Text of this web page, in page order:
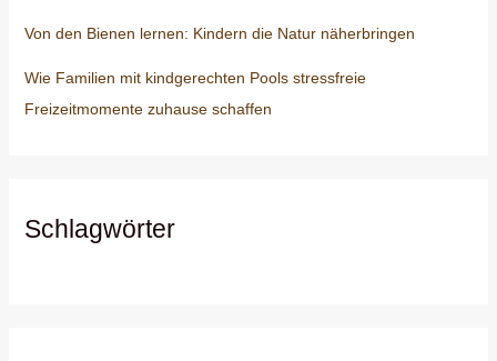
Von den Bienen lernen: Kindern die Natur näherbringen
Wie Familien mit kindgerechten Pools stressfreie
Freizeitmomente zuhause schaffen
Schlagwörter